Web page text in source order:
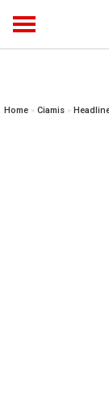
Home » Ciamis »